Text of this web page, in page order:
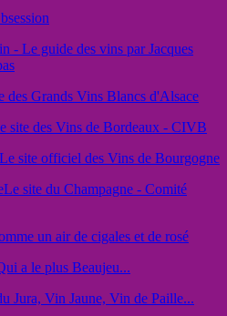
- Le guide des vins par Jacques
des Grands Vins Blancs d'Alsace
site des Vins de Bordeaux - CIVB
Le site officiel des Vins de Bourgogne
Le site du Champagne - Comité
un air de cigales et de rosé
a le plus Beaujeu...
Jura, Vin Jaune, Vin de Paille...